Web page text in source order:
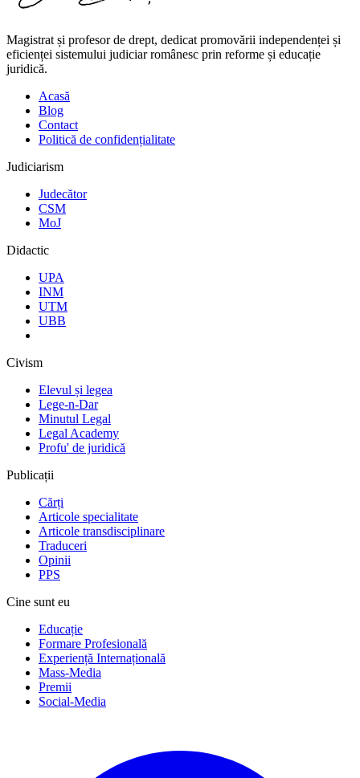
Magistrat și profesor de drept, dedicat promovării independenței și
eficienței sistemului judiciar românesc prin reforme și educație
juridică.
Acasă
Blog
Contact
Politică de confidențialitate
Judiciarism
Judecător
CSM
MoJ
Didactic
UPA
INM
UTM
UBB
Civism
Elevul și legea
Lege-n-Dar
Minutul Legal
Legal Academy
Profu' de juridică
Publicații
Cărți
Articole specialitate
Articole transdisciplinare
Traduceri
Opinii
PPS
Cine sunt eu
Educație
Formare Profesională
Experiență Internațională
Mass-Media
Premii
Social-Media